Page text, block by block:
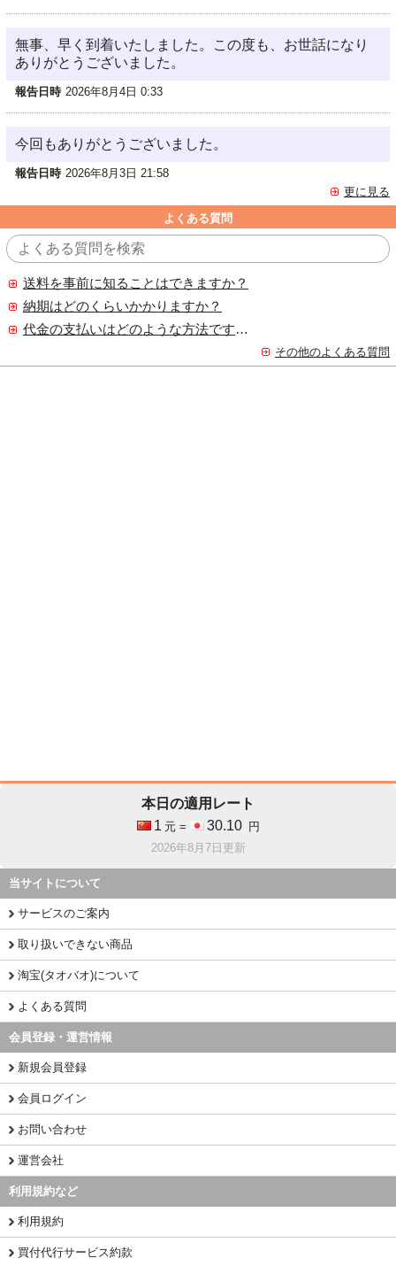
無事、早く到着いたしました。この度も、お世話になり
ありがとうございました。
報告日時 2026年8月4日 0:33
今回もありがとうございました。
報告日時 2026年8月3日 21:58
更に見る
よくある質問
送料を事前に知ることはできますか？
納期はどのくらいかかりますか？
代金の支払いはどのような方法ですか？
その他のよくある質問
本日の適用レート
1 元 = 30.10
円
2026年8月7日更新
当サイトについて
サービスのご案内
取り扱いできない商品
淘宝(タオバオ)について
よくある質問
会員登録・運営情報
新規会員登録
会員ログイン
お問い合わせ
運営会社
利用規約など
利用規約
買付代行サービス約款